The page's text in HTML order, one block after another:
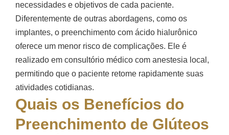
necessidades e objetivos de cada paciente.
Diferentemente de outras abordagens, como os
implantes, o preenchimento com ácido hialurônico
oferece um menor risco de complicações. Ele é
realizado em consultório médico com anestesia local,
permitindo que o paciente retome rapidamente suas
atividades cotidianas.
Quais os Benefícios do
Preenchimento de Glúteos